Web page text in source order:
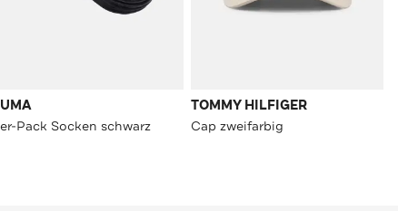
Pack Socken schwarz
TOMMY HILFIGER
Cap zweifarbig